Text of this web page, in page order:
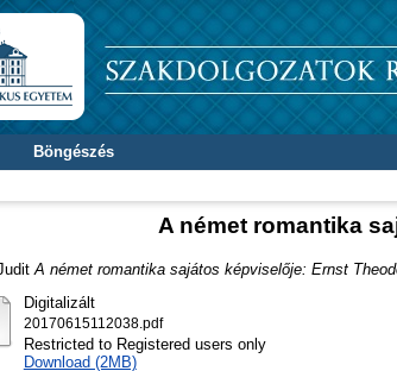
Böngészés
A német romantika
A német romantika sajátos képviselője: Ernst
Digitalizált
20170615112038.pdf
Restricted to Registered users only
Download (2MB)